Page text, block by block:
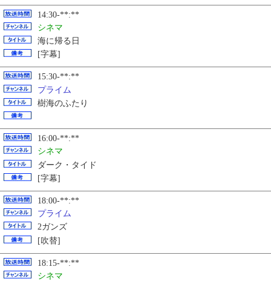
14:30-**:**
シネマ
海に帰る日
[字幕]
15:30-**:**
プライム
樹海のふたり
16:00-**:**
シネマ
ダーク・タイド
[字幕]
18:00-**:**
プライム
2ガンズ
[吹替]
18:15-**:**
シネマ